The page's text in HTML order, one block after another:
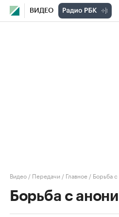
ВИДЕО
Видео / Передачи / Главное / Борьба
Борьба с